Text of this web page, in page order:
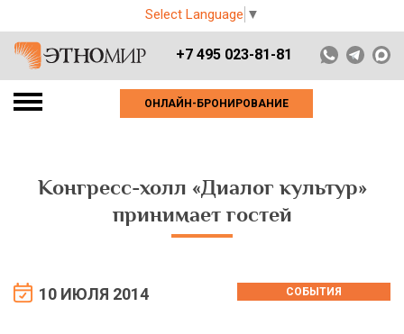
Select Language ▼
+7 495 023-81-81
ОНЛАЙН-БРОНИРОВАНИЕ
Конгресс-холл «Диалог культур»
принимает гостей
10 ИЮЛЯ 2014 СОБЫТИЯ